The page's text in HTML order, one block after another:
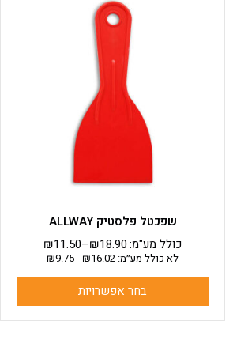
שפכטל פלסטיק ALLWAY
₪11.50–₪18.90כולל מע"מ:
לא כולל מע״מ: ₪16.02
-
₪9.75
בחר אפשרויות
זה
יש
מספר
סוגים.
ניתן
לבחור
האפשרויות
המוצר